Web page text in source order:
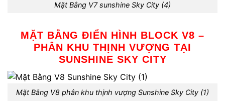
Mặt Bằng V7 sunshine Sky City (4)
MẶT BẰNG ĐIỂN HÌNH BLOCK V8 –
PHÂN KHU THỊNH VƯỢNG TẠI
SUNSHINE SKY CITY
Mặt Bằng V8 phân khu thịnh vượng Sunshine Sky City (1)